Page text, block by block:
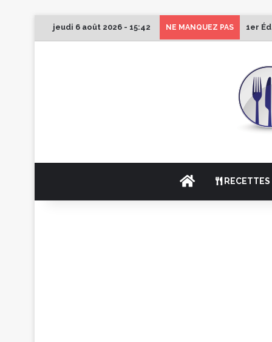
jeudi 6 août 2026 - 15:42 NE MANQUEZ PAS 1er
ACCUEIL